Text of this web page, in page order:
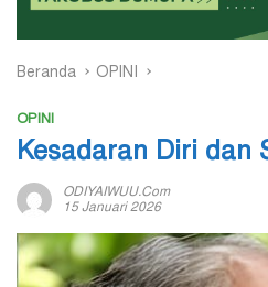
Beranda OPINI
OPINI
Kesadaran Diri dan
ODIYAIWUU.com
15 Januari 2026